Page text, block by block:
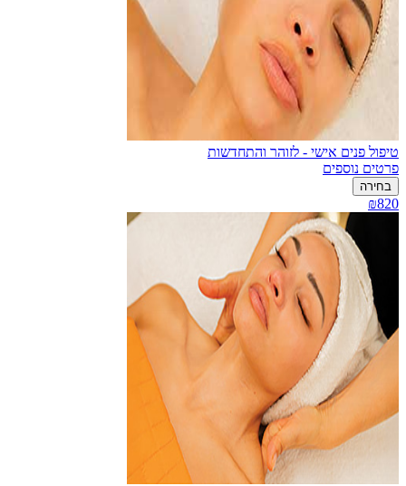
טיפול פנים אישי - לזוהר והתחדשות
פרטים נוספים
בחירה
₪820